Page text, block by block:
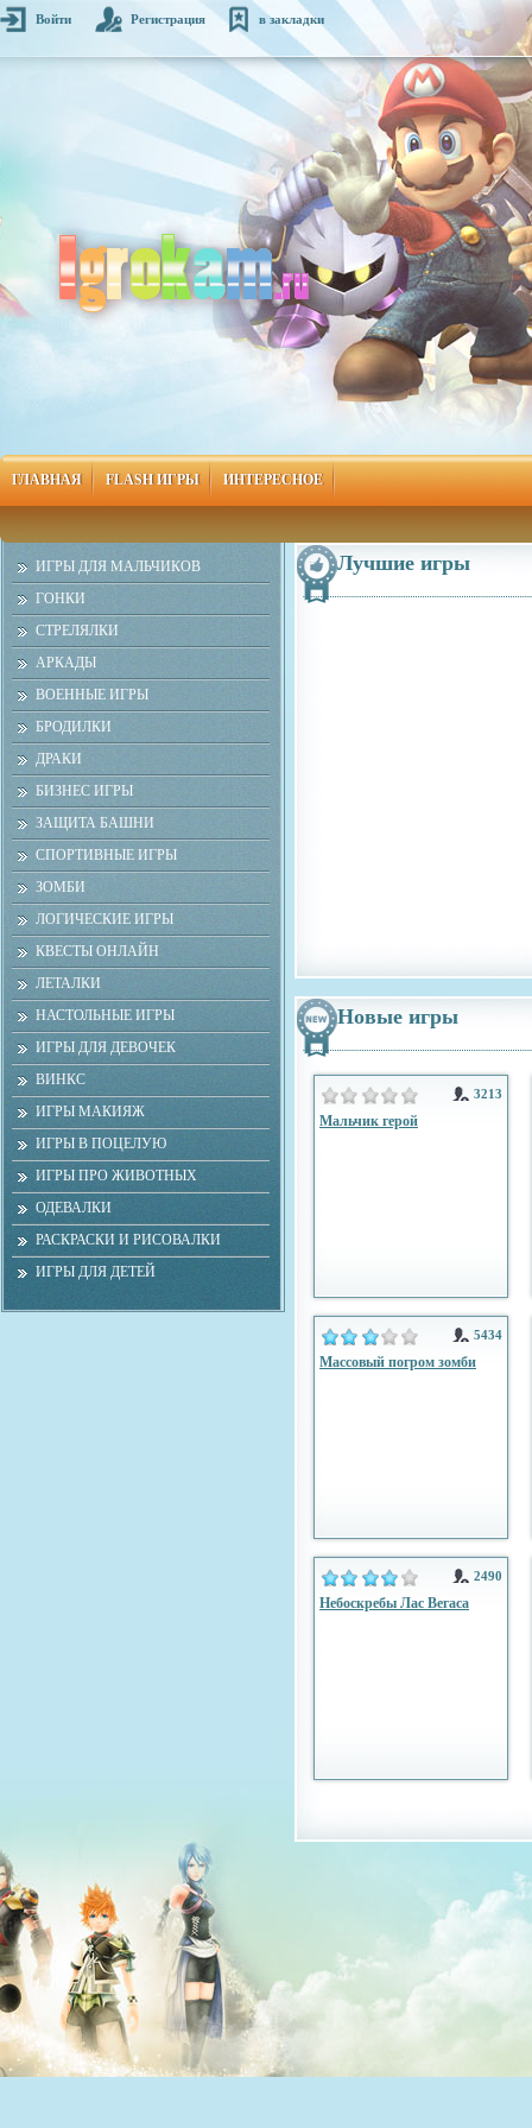
Войти Регистрация в закладки
ГЛАВНАЯ FLASH ИГРЫ ИНТЕРЕСНОЕ
ИГРЫ ДЛЯ МАЛЬЧИКОВ
ГОНКИ
СТРЕЛЯЛКИ
АРКАДЫ
ВОЕННЫЕ ИГРЫ
БРОДИЛКИ
ДРАКИ
БИЗНЕС ИГРЫ
ЗАЩИТА БАШНИ
СПОРТИВНЫЕ ИГРЫ
ЗОМБИ
ЛОГИЧЕСКИЕ ИГРЫ
КВЕСТЫ ОНЛАЙН
ЛЕТАЛКИ
НАСТОЛЬНЫЕ ИГРЫ
ИГРЫ ДЛЯ ДЕВОЧЕК
ВИНКС
ИГРЫ МАКИЯЖ
ИГРЫ В ПОЦЕЛУЮ
ИГРЫ ПРО ЖИВОТНЫХ
ОДЕВАЛКИ
РАСКРАСКИ И РИСОВАЛКИ
ИГРЫ ДЛЯ ДЕТЕЙ
Лучшие игры
Новые игры
3213
Мальчик герой
5434
Массовый погром зомби
2490
Небоскребы Лас Вегаса